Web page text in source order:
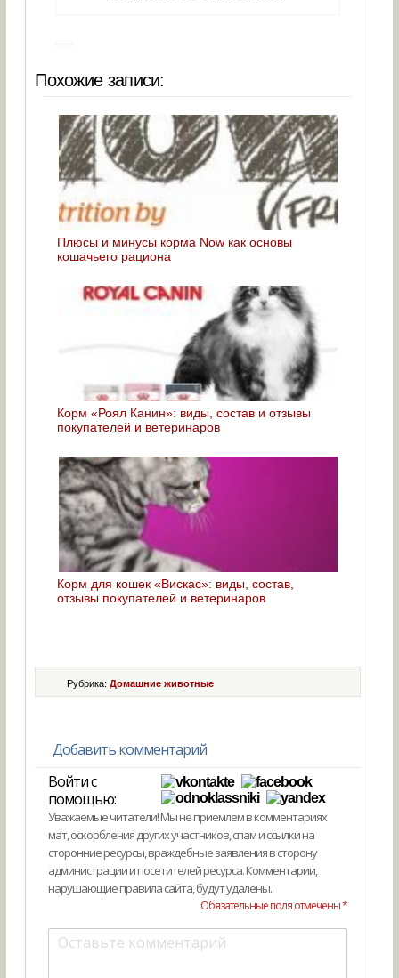
Похожие записи:
Плюсы и минусы корма Now как основы
кошачьего рациона
Корм «Роял Канин»: виды, состав и отзывы
покупателей и ветеринаров
Корм для кошек «Вискас»: виды, состав,
отзывы покупателей и ветеринаров
Рубрика:Домашние животные
Добавить комментарий
Войти с
помощью:
Уважаемые читатели! Мы не приемлем в комментариях
мат, оскорбления других участников, спам и ссылки на
сторонние ресурсы, враждебные заявления в сторону
администрации и посетителей ресурса. Комментарии,
нарушающие правила сайта, будут удалены.
Обязательные поля отмечены *